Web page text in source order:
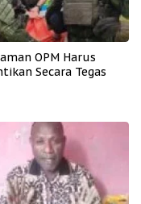
OPM Harus
Secara Tegas